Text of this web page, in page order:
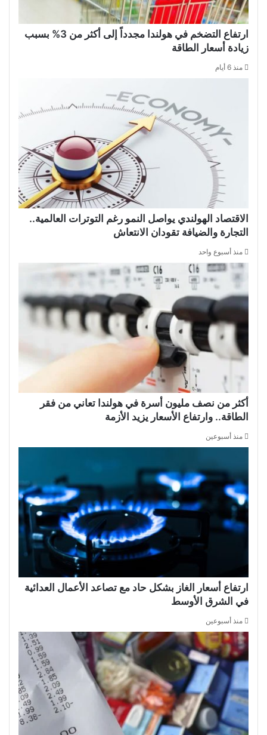
ارتفاع التضخم في هولندا مجدداً إلى أكثر من 3% بسبب
زيادة أسعار الطاقة
منذ 6 أيام
الاقتصاد الهولندي يواصل النمو رغم التوترات العالمية..
التجارة والضيافة تقودان الانتعاش
منذ أسبوع واحد
أكثر من نصف مليون أسرة في هولندا تعاني من فقر
الطاقة.. وارتفاع الأسعار يزيد الأزمة
منذ أسبوعين
ارتفاع أسعار الغاز بشكل حاد مع تصاعد الأعمال العدائية
في الشرق الأوسط
منذ أسبوعين